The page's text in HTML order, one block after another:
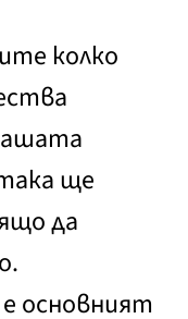
колко
ще
да
основният